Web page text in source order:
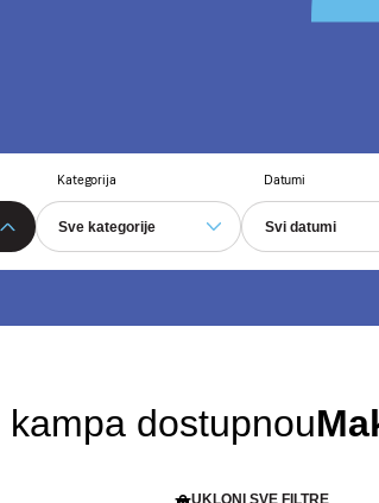
Kategorija Datumi
kampa dostupnou